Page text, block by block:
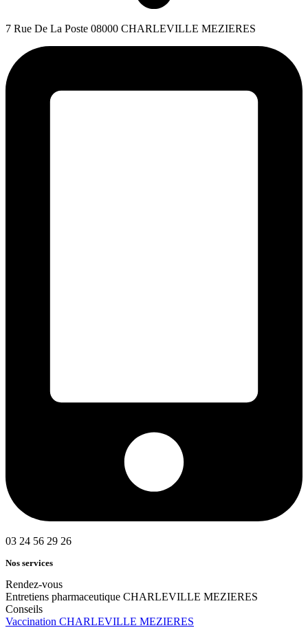
7 Rue De La Poste 08000 CHARLEVILLE MEZIERES
03 24 56 29 26
Nos services
Rendez-vous
Entretiens pharmaceutique CHARLEVILLE MEZIERES
Conseils
Vaccination CHARLEVILLE MEZIERES